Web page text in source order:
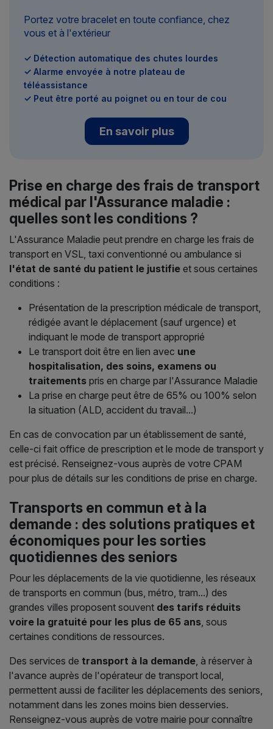
Portez votre bracelet en toute confiance, chez
vous et à l'extérieur
✓ Détection automatique des chutes lourdes
✓ Alarme envoyée à notre plateau de
téléassistance
✓ Peut être porté au poignet ou en tour de cou
En savoir plus
Prise en charge des frais de transport
médical par l'Assurance maladie :
quelles sont les conditions ?
L'Assurance Maladie peut prendre en charge les frais de
transport en VSL, taxi conventionné ou ambulance si
l'état de santé du patient le justifie et sous certaines
conditions :
Présentation de la prescription médicale de transport,
rédigée avant le déplacement (sauf urgence) et
indiquant le mode de transport approprié
Le transport doit être en lien avec une
hospitalisation, des soins, examens ou
traitements pris en charge par l'Assurance Maladie
La prise en charge peut être de 65% ou 100% selon
la situation (ALD, accident du travail...)
En cas de convocation par un établissement de santé,
celle-ci fait office de prescription et le mode de transport y
est précisé. Renseignez-vous auprès de votre CPAM
pour plus de détails sur les conditions de prise en charge.
Transports en commun et à la
demande : des solutions pratiques et
économiques pour les sorties
quotidiennes des seniors
Pour les déplacements de la vie quotidienne, les réseaux
de transports en commun (bus, métro, tram...) des
grandes villes proposent souvent des tarifs réduits
voire la gratuité pour les plus de 65 ans , sous
certaines conditions de ressources.
Des services de transport à la demande , à réserver à
l'avance auprès de l'opérateur de transport local,
permettent aussi de faciliter les déplacements des seniors,
notamment dans les zones moins bien desservies.
Renseignez-vous auprès de votre mairie pour connaître